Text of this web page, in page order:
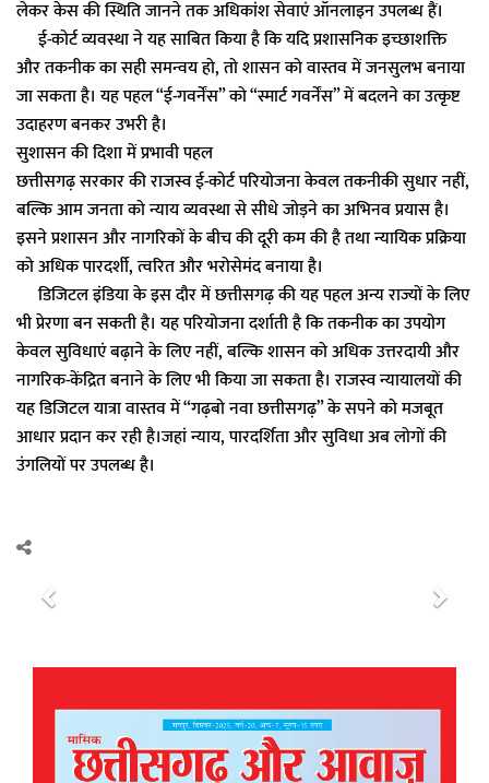
लेकर केस की स्थिति जानने तक अधिकांश सेवाएं ऑनलाइन उपलब्ध हैं।
ई-कोर्ट व्यवस्था ने यह साबित किया है कि यदि प्रशासनिक इच्छाशक्ति
और तकनीक का सही समन्वय हो, तो शासन को वास्तव में जनसुलभ बनाया
जा सकता है। यह पहल “ई-गवर्नेंस” को “स्मार्ट गवर्नेंस” में बदलने का उत्कृष्ट
उदाहरण बनकर उभरी है।
सुशासन की दिशा में प्रभावी पहल
छत्तीसगढ़ सरकार की राजस्व ई-कोर्ट परियोजना केवल तकनीकी सुधार नहीं,
बल्कि आम जनता को न्याय व्यवस्था से सीधे जोड़ने का अभिनव प्रयास है।
इसने प्रशासन और नागरिकों के बीच की दूरी कम की है तथा न्यायिक प्रक्रिया
को अधिक पारदर्शी, त्वरित और भरोसेमंद बनाया है।
डिजिटल इंडिया के इस दौर में छत्तीसगढ़ की यह पहल अन्य राज्यों के लिए
भी प्रेरणा बन सकती है। यह परियोजना दर्शाती है कि तकनीक का उपयोग
केवल सुविधाएं बढ़ाने के लिए नहीं, बल्कि शासन को अधिक उत्तरदायी और
नागरिक-केंद्रित बनाने के लिए भी किया जा सकता है। राजस्व न्यायालयों की
यह डिजिटल यात्रा वास्तव में “गढ़बो नवा छत्तीसगढ़” के सपने को मजबूत
आधार प्रदान कर रही है।जहां न्याय, पारदर्शिता और सुविधा अब लोगों की
उंगलियों पर उपलब्ध है।
P
e
N
x